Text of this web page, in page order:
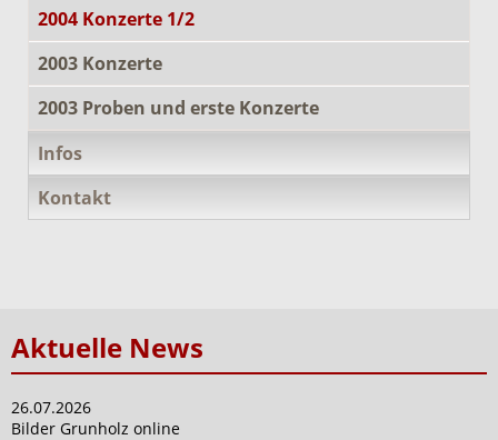
2004 Konzerte 1/2
2003 Konzerte
2003 Proben und erste Konzerte
Infos
Kontakt
Aktuelle News
26.07.2026
Bilder Grunholz online